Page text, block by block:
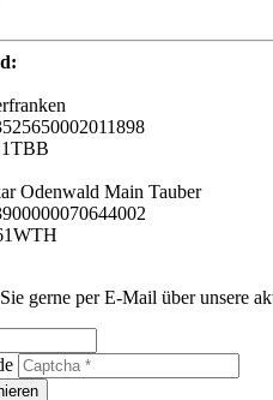
Odenwald Main Tauber
gerne per E-Mail über unsere